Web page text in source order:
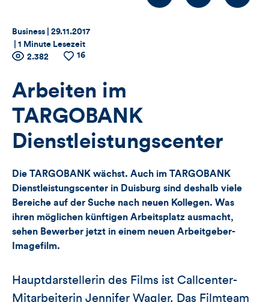
Thema:
Business | Datum:
29.11.2017
1 Minute Lesezeit
Zähler
für
Views,
Likes
und
Kommentare
dieses
Artikels
Anzahl
Views
2.382
Anzahl
Likes
16
Arbeiten im
TARGOBANK
Dienstleistungscenter
Die TARGOBANK wächst. Auch im TARGOBANK
Dienstleistungscenter in Duisburg sind deshalb viele
Bereiche auf der Suche nach neuen Kollegen. Was
ihren möglichen künftigen Arbeitsplatz ausmacht,
sehen Bewerber jetzt in einem neuen Arbeitgeber-
Imagefilm.
Hauptdarstellerin des Films ist Callcenter-
Mitarbeiterin Jennifer Wagler. Das Filmteam